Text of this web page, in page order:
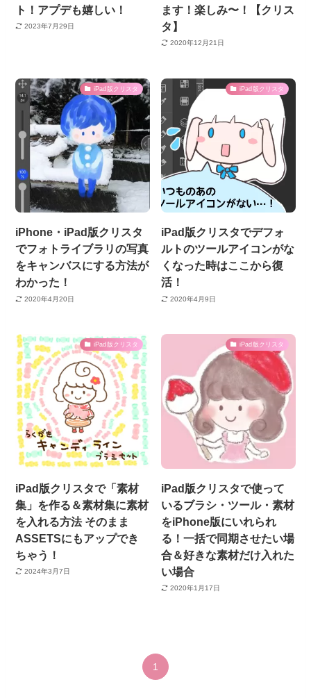
ト！アプデも嬉しい！
2023年7月29日
ます！楽しみ〜！【クリス
タ】
2020年12月21日
iPad版クリスタ
iPhone・iPad版クリスタ
でフォトライブラリの写真
をキャンバスにする方法が
わかった！
2020年4月20日
iPad版クリスタ
iPad版クリスタでデフォ
ルトのツールアイコンがな
くなった時はここから復
活！
2020年4月9日
iPad版クリスタ
iPad版クリスタで「素材
集」を作る＆素材集に素材
を入れる方法 そのまま
ASSETSにもアップでき
ちゃう！
2024年3月7日
iPad版クリスタ
iPad版クリスタで使って
いるブラシ・ツール・素材
をiPhone版にいれられ
る！一括で同期させたい場
合＆好きな素材だけ入れた
い場合
2020年1月17日
1